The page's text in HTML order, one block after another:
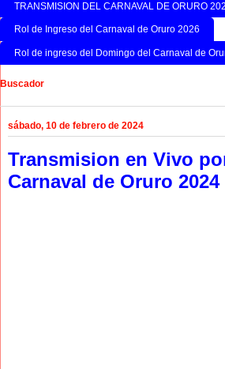
TRANSMISION DEL CARNAVAL DE ORURO
Rol de Ingreso del Carnaval de Oruro 2026
Rol de ingreso del Domingo del Carnaval de
Buscador
sábado, 10 de febrero de 2024
Transmision en Vivo
Carnaval de Oruro 2024